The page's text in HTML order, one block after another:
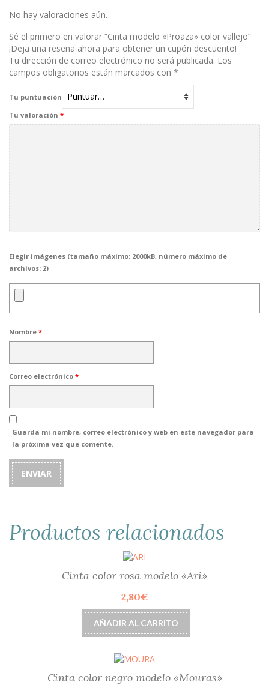
1
No hay valoraciones aún.
Sé el primero en valorar “Cinta modelo «Proaza» color vallejo”
¡Deja una reseña ahora para obtener un cupón descuento!
Tu dirección de correo electrónico no será publicada. Los
campos obligatorios están marcados con *
Tu puntuación
Tu valoración *
Elegir imágenes (tamaño máximo: 2000kB, número máximo de
archivos: 2)
Nombre *
Correo electrónico *
Guarda mi nombre, correo electrónico y web en este navegador para
la próxima vez que comente.
Productos relacionados
Cinta color rosa modelo «Ari»
2,80€
AÑADIR AL CARRITO
Cinta color negro modelo «Mouras»